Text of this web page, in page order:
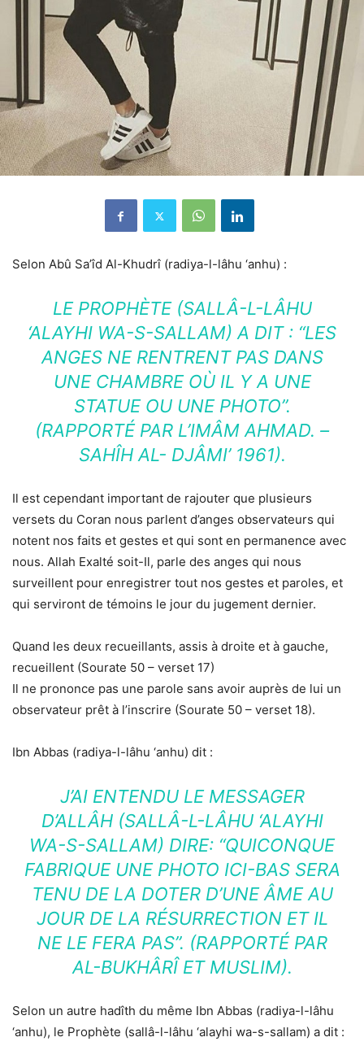
Selon Abû Sa’îd Al-Khudrî (radiya-l-lâhu ‘anhu) :
LE PROPHÈTE (SALLÂ-L-LÂHU
‘ALAYHI WA-S-SALLAM) A DIT : “LES
ANGES NE RENTRENT PAS DANS
UNE CHAMBRE OÙ IL Y A UNE
STATUE OU UNE PHOTO”.
(RAPPORTÉ PAR L’IMÂM AHMAD. –
SAHÎH AL- DJÂMI’ 1961).
Il est cependant important de rajouter que plusieurs
versets du Coran nous parlent d’anges observateurs qui
notent nos faits et gestes et qui sont en permanence avec
nous. Allah Exalté soit-Il, parle des anges qui nous
surveillent pour enregistrer tout nos gestes et paroles, et
qui serviront de témoins le jour du jugement dernier.
Quand les deux recueillants, assis à droite et à gauche,
recueillent (Sourate 50 – verset 17)
Il ne prononce pas une parole sans avoir auprès de lui un
observateur prêt à l’inscrire (Sourate 50 – verset 18).
Ibn Abbas (radiya-l-lâhu ‘anhu) dit :
J’AI ENTENDU LE MESSAGER
D’ALLÂH (SALLÂ-L-LÂHU ‘ALAYHI
WA-S-SALLAM) DIRE: “QUICONQUE
FABRIQUE UNE PHOTO ICI-BAS SERA
TENU DE LA DOTER D’UNE ÂME AU
JOUR DE LA RÉSURRECTION ET IL
NE LE FERA PAS”. (RAPPORTÉ PAR
AL-BUKHÂRÎ ET MUSLIM).
Selon un autre hadîth du même Ibn Abbas (radiya-l-lâhu
‘anhu), le Prophète (sallâ-l-lâhu ‘alayhi wa-s-sallam) a dit :